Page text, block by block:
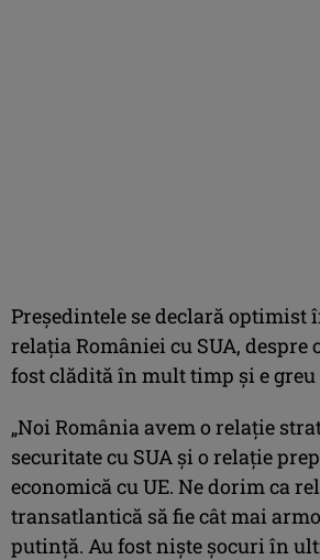
Preşedintele se declară optimist
relația României cu SUA, despre
fost clădită în mult timp și e greu
„Noi România avem o relație
securitate cu SUA și o relație
economică cu UE. Ne dorim ca
transatlantică să fie cât mai
putință. Au fost niște șocuri în